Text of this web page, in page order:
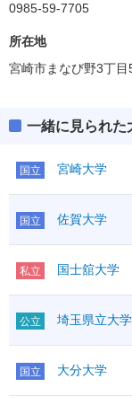
0985-59-7705
所在地
宮崎市まなび野3丁目
一緒に見られた
国立 宮崎大学
国立 佐賀大学
私立 国士舘大学
公立 埼玉県立大学
国立 大分大学